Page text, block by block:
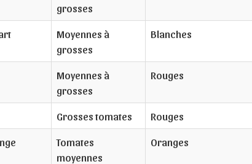
grosses
Moyennes à
grosses
Blanches
Moyennes à
grosses
Rouges
Grosses tomates Rouges
Tomates
moyennes
Oranges